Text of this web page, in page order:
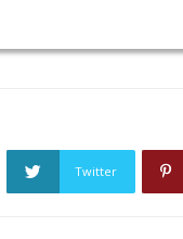
Twitter